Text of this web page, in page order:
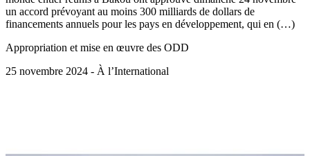
un accord prévoyant au moins 300 milliards de dollars de
financements annuels pour les pays en développement, qui en (…)
Appropriation et mise en œuvre des ODD
25 novembre 2024 - À l’International